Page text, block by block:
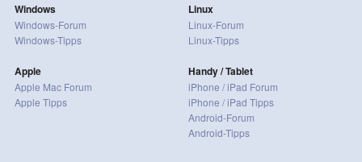
Windows
Windows-Forum
Windows-Tipps
Apple
Apple Mac Forum
Apple Tipps
Linux
Linux-Forum
Linux-Tipps
Handy / Tablet
iPhone / iPad Forum
iPhone / iPad Tipps
Android-Forum
Android-Tipps